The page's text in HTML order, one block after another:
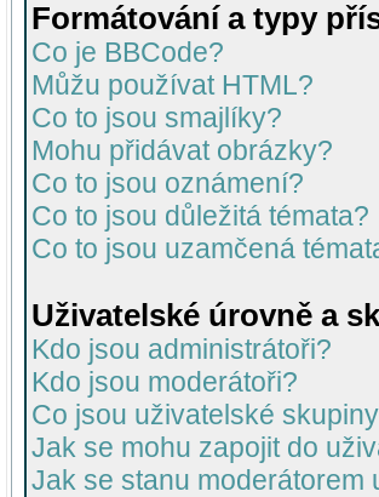
Formátování a typy
Co je BBCode?
Můžu používat HTML?
Co to jsou smajlíky?
Mohu přidávat obrázky?
Co to jsou oznámení?
Co to jsou důležitá témata?
Co to jsou uzamčená
Uživatelské úrovně a
Kdo jsou administrátoři?
Kdo jsou moderátoři?
Co jsou uživatelské
Jak se mohu zapojit do
Jak se stanu moderátorem